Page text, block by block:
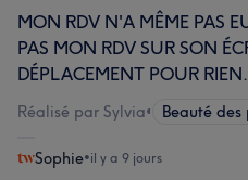
MON RDV N'A MÊME PAS
PAS MON RDV SUR SON
DÉPLACEMENT POUR RIEN.
Réalisé par Sylvia• Beauté des
Sophie•il y a 9 jours